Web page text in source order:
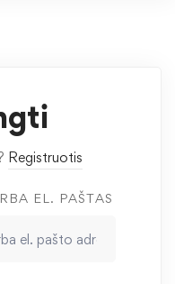
Registruotis
EL. PAŠTAS